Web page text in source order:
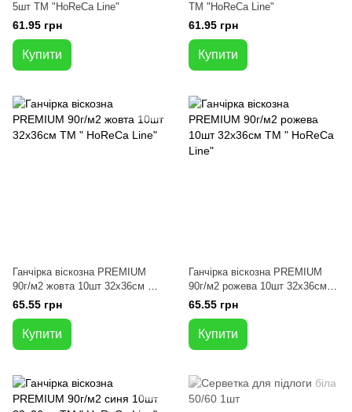
5шт ТМ "HoReCa Line"
61.95 грн
Купити
ТМ "HoReCa Line"
61.95 грн
Купити
Ганчірка віскозна PREMIUM
90г/м2 жовта 10шт 32x36см ТМ
" HoReCa Line"
65.55 грн
Купити
Ганчірка віскозна PREMIUM
90г/м2 рожева 10шт 32x36см
ТМ " HoReCa Line"
65.55 грн
Купити